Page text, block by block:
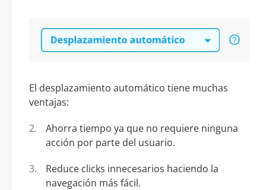
El desplazamiento automático tiene muchas
ventajas:
Ahorra tiempo ya que no requiere ninguna
acción por parte del usuario.
Reduce clicks innecesarios haciendo la
navegación más fácil.